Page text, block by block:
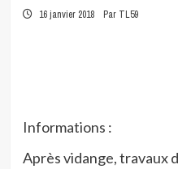
16 janvier 2018 Par TL59
Informations :
Après vidange, travaux